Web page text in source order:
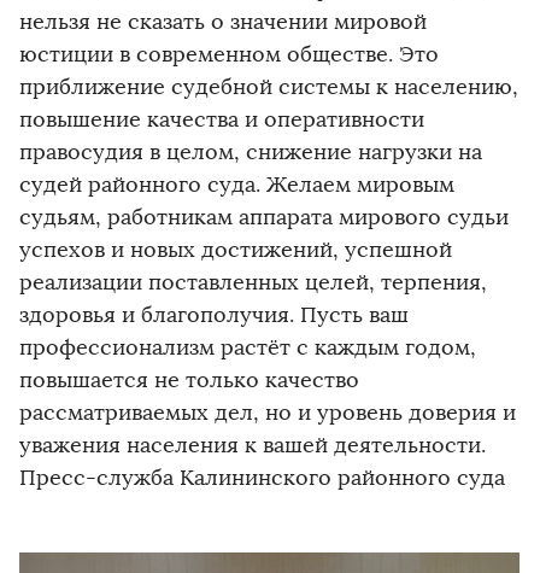
нельзя не сказать о значении мировой
юстиции в современном обществе. Это
приближение судебной системы к населению,
повышение качества и оперативности
правосудия в целом, снижение нагрузки на
судей районного суда. Желаем мировым
судьям, работникам аппарата мирового судьи
успехов и новых достижений, успешной
реализации поставленных целей, терпения,
здоровья и благополучия. Пусть ваш
профессионализм растёт с каждым годом,
повышается не только качество
рассматриваемых дел, но и уровень доверия и
уважения населения к вашей деятельности.
Пресс-служба Калининского районного суда